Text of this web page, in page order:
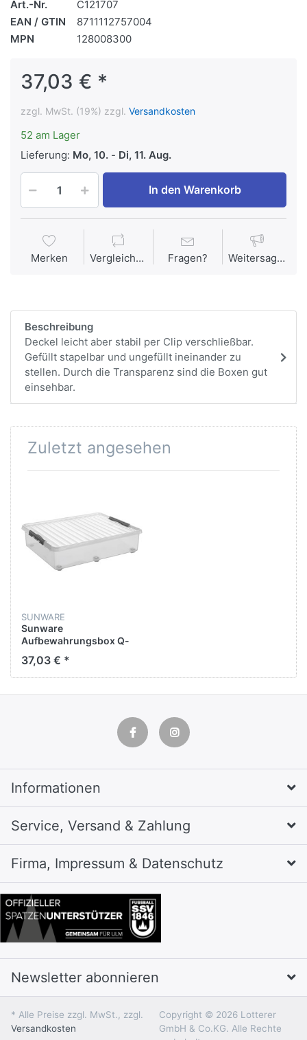
Art.-Nr.
C121707
EAN / GTIN
8711112757004
MPN
128008300
37,03 € *
zzgl. MwSt. (19%) zzgl. Versandkosten
52 am Lager
Lieferung: Mo, 10. - Di, 11. Aug.
In den Warenkorb
Merken Vergleichen Fragen? Weitersagen
Beschreibung
Deckel leicht aber stabil per Clip verschließbar.
Gefüllt stapelbar und ungefüllt ineinander zu
stellen. Durch die Transparenz sind die Boxen gut
einsehbar.
Zuletzt angesehen
SUNWARE
Sunware
Aufbewahrungsbox Q-
line H6163102 60l Rollen
tr
37,03 € *
Informationen
Service, Versand & Zahlung
Firma, Impressum & Datenschutz
Newsletter abonnieren
* Alle Preise zzgl. MwSt., zzgl.
Versandkosten
Copyright © 2026 Lotterer
GmbH & Co.KG. Alle Rechte